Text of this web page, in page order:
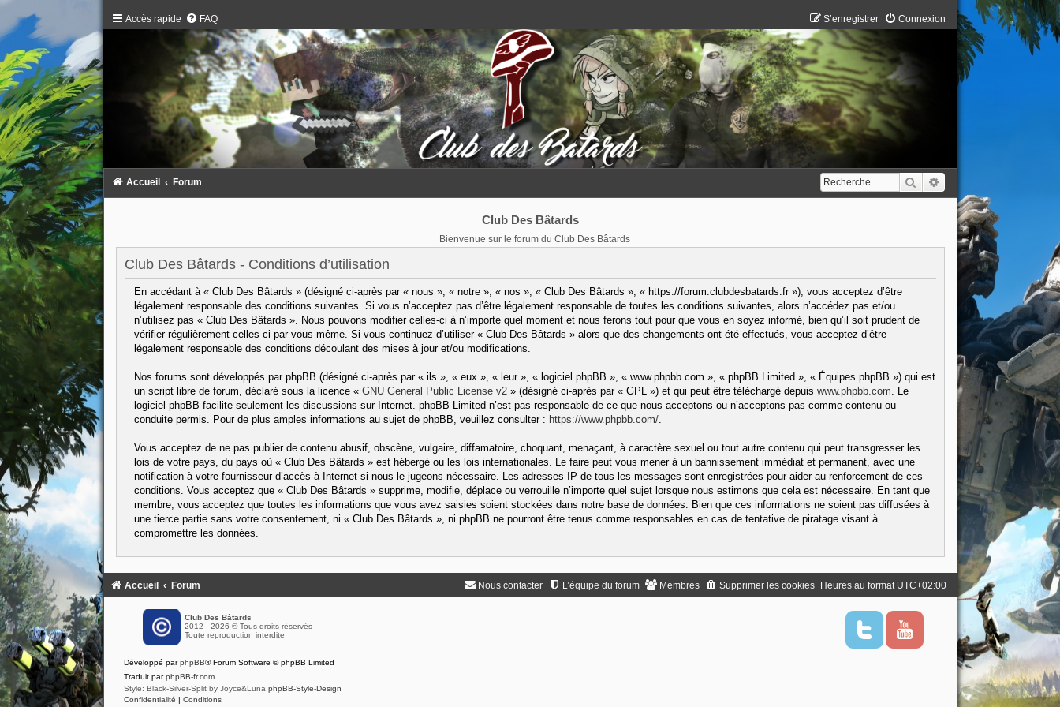
Accès rapide FAQ Connexion
S’enregistrer
Rechercher
Accueil Forum
Club Des Bâtards
Bienvenue sur le forum du Club Des Bâtards
Club Des Bâtards - Conditions d’utilisation
En accédant à « Club Des Bâtards » (désigné ci-après par « nous », « notre », « nos », « Club Des Bâtards », « https://forum.clubdesbatards.fr »), vous acceptez d’être
légalement responsable des conditions suivantes. Si vous n’acceptez pas d’être légalement responsable de toutes les conditions suivantes, alors n’accédez pas et/ou
n’utilisez pas « Club Des Bâtards ». Nous pouvons modifier celles-ci à n’importe quel moment et nous ferons tout pour que vous en soyez informé, bien qu’il soit prudent de
vérifier régulièrement celles-ci par vous-même. Si vous continuez d’utiliser « Club Des Bâtards » alors que des changements ont été effectués, vous acceptez d’être
légalement responsable des conditions découlant des mises à jour et/ou modifications.
Nos forums sont développés par phpBB (désigné ci-après par « ils », « eux », « leur », « logiciel phpBB », « www.phpbb.com », « phpBB Limited », « Équipes phpBB ») qui est
un script libre de forum, déclaré sous la licence « GNU General Public License v2» (désigné ci-après par « GPL ») et qui peut être téléchargé depuis www.phpbb.com. Le
logiciel phpBB facilite seulement les discussions sur Internet. phpBB Limited n’est pas responsable de ce que nous acceptons ou n’acceptons pas comme contenu ou
conduite permis. Pour de plus amples informations au sujet de phpBB, veuillez consulter : https://www.phpbb.com/.
Vous acceptez de ne pas publier de contenu abusif, obscène, vulgaire, diffamatoire, choquant, menaçant, à caractère sexuel ou tout autre contenu qui peut transgresser les
lois de votre pays, du pays où « Club Des Bâtards » est hébergé ou les lois internationales. Le faire peut vous mener à un bannissement immédiat et permanent, avec une
notification à votre fournisseur d’accès à Internet si nous le jugeons nécessaire. Les adresses IP de tous les messages sont enregistrées pour aider au renforcement de ces
conditions. Vous acceptez que « Club Des Bâtards » supprime, modifie, déplace ou verrouille n’importe quel sujet lorsque nous estimons que cela est nécessaire. En tant que
membre, vous acceptez que toutes les informations que vous avez saisies soient stockées dans notre base de données. Bien que ces informations ne soient pas diffusées à
une tierce partie sans votre consentement, ni « Club Des Bâtards », ni phpBB ne pourront être tenus comme responsables en cas de tentative de piratage visant à
compromettre les données.
Accueil Forum Heures au format UTC+02:00
Supprimer les cookies
Membres
L’équipe du forum
Nous contacter
Club Des Bâtards
2012 - 2026 © Tous droits réservés
Toute reproduction interdite
T
i
Y
u
Développé parphpBB® Forum Software © phpBB Limited
Traduit parphpBB-fr.com
Style: Black-Silver-Split by Joyce&Luna phpBB-Style-Design
Confidentialité | Conditions